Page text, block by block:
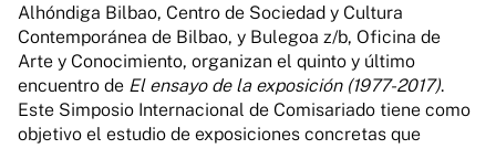
Alhóndiga Bilbao, Centro de Sociedad y Cultura
Contemporánea de Bilbao, y Bulegoa z/b, Oficina de
Arte y Conocimiento, organizan el quinto y último
encuentro de El ensayo de la exposición (1977-2017).
Este Simposio Internacional de Comisariado tiene como
objetivo el estudio de exposiciones concretas que